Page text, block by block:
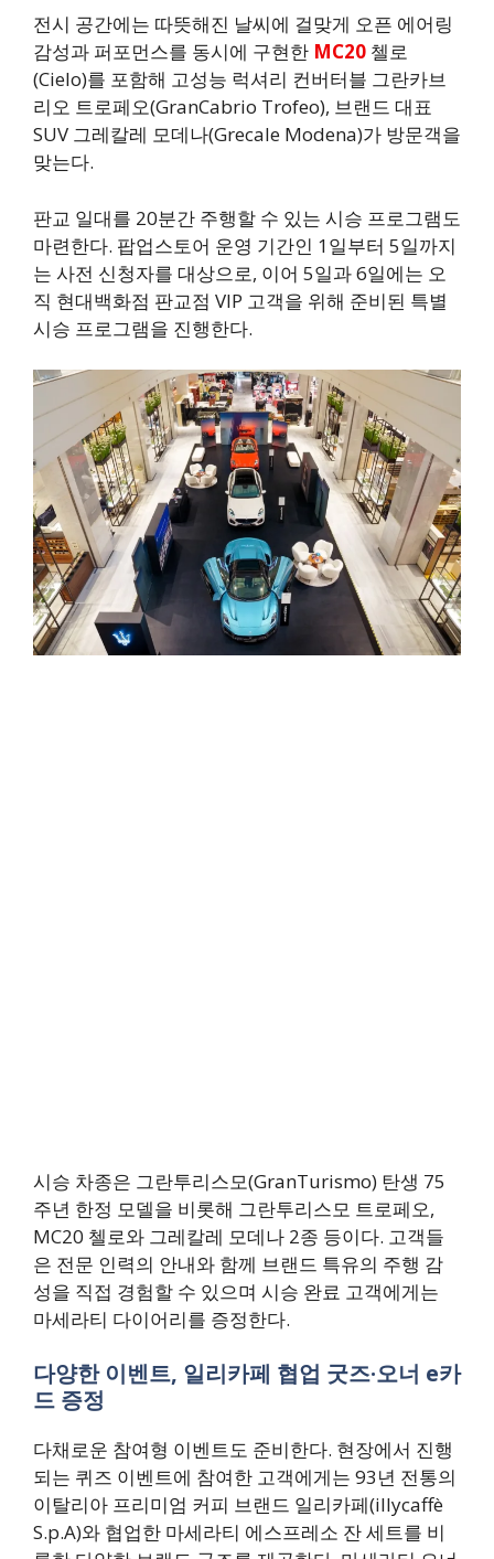
전시 공간에는 따뜻해진 날씨에 걸맞게 오픈 에어링
감성과 퍼포먼스를 동시에 구현한 MC20 첼로
(Cielo)를 포함해 고성능 럭셔리 컨버터블 그란카브
리오 트로페오(GranCabrio Trofeo), 브랜드 대표
SUV 그레칼레 모데나(Grecale Modena)가 방문객을
맞는다.
판교 일대를 20분간 주행할 수 있는 시승 프로그램도
마련한다. 팝업스토어 운영 기간인 1일부터 5일까지
는 사전 신청자를 대상으로, 이어 5일과 6일에는 오
직 현대백화점 판교점 VIP 고객을 위해 준비된 특별
시승 프로그램을 진행한다.
시승 차종은 그란투리스모(GranTurismo) 탄생 75
주년 한정 모델을 비롯해 그란투리스모 트로페오,
MC20 첼로와 그레칼레 모데나 2종 등이다. 고객들
은 전문 인력의 안내와 함께 브랜드 특유의 주행 감
성을 직접 경험할 수 있으며 시승 완료 고객에게는
마세라티 다이어리를 증정한다.
다양한 이벤트, 일리카페 협업 굿즈·오너 e카
드 증정
다채로운 참여형 이벤트도 준비한다. 현장에서 진행
되는 퀴즈 이벤트에 참여한 고객에게는 93년 전통의
이탈리아 프리미엄 커피 브랜드 일리카페(illycaffè
S.p.A)와 협업한 마세라티 에스프레소 잔 세트를 비